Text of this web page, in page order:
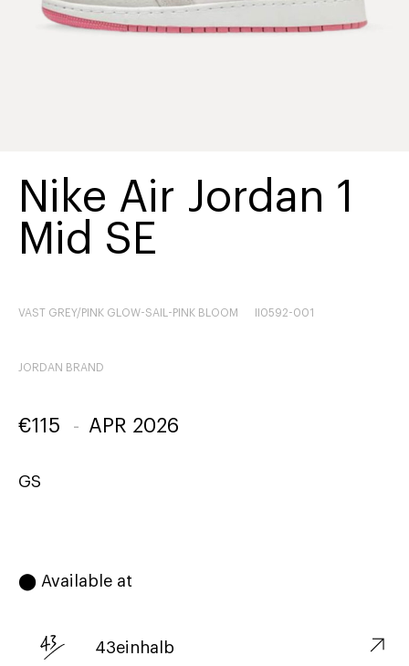
Nike Air Jordan 1
Mid SE
VAST GREY/PINK GLOW-SAIL-PINK BLOOM II0592-001
JORDAN BRAND
€115 - APR 2026
GS
⬤ Available at
43einhalb ↗︎